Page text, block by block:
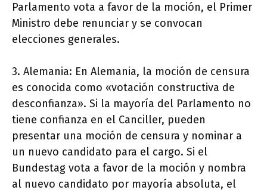
Parlamento vota a favor de la moción, el Primer
Ministro debe renunciar y se convocan
elecciones generales.
3. Alemania: En Alemania, la moción de censura
es conocida como «votación constructiva de
desconfianza». Si la mayoría del Parlamento no
tiene confianza en el Canciller, pueden
presentar una moción de censura y nominar a
un nuevo candidato para el cargo. Si el
Bundestag vota a favor de la moción y nombra
al nuevo candidato por mayoría absoluta, el